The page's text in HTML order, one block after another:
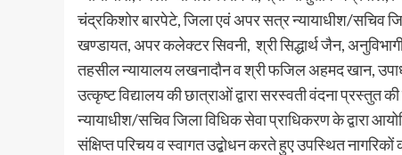
चंद्रकिशोर बारपेटे, जिला एवं अपर सत्र न्यायाधीश/सचिव
खण्डायत, अपर कलेक्टर सिवनी, श्री सिद्धार्थ जैन,
तहसील न्यायालय लखनादौन व श्री फजिल अहमद खान,
उत्कृष्ट विद्यालय की छात्राओं द्वारा सरस्वती वंदना
न्यायाधीश/सचिव जिला विधिक सेवा प्राधिकरण के
संक्षिप्त परिचय व स्वागत उद्बोधन करते हुए उपस्थित नागरिकों